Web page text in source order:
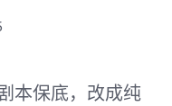
本保底，改成纯